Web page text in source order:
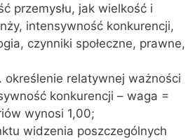
przemysłu, jak wielkość i
intensywność konkurencji,
czynniki społeczne, prawne,
relatywnej ważności
konkurencji – waga =
wynosi 1,00;
widzenia poszczególnych